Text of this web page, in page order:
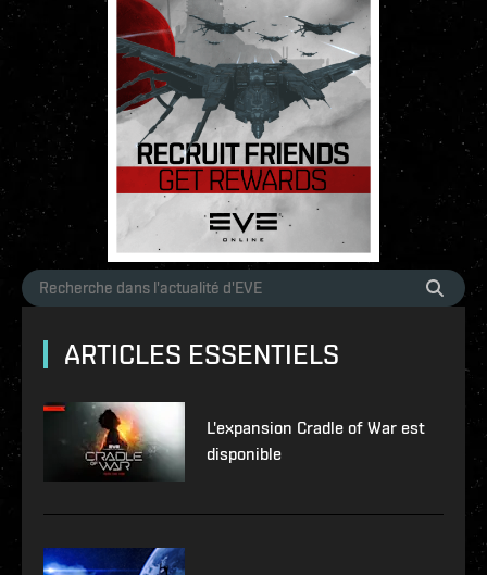
ARTICLES ESSENTIELS
L'expansion Cradle of War est
disponible